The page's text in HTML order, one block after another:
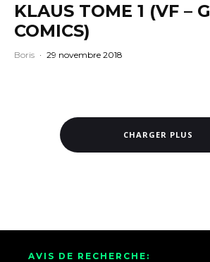
KLAUS TOME 1 (VF –
COMICS)
Boris · 29 novembre 2018
CHARGER PLUS
AVIS DE RECHERCHE: